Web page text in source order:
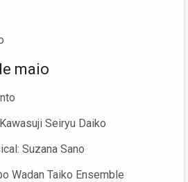
maio
Seiryu Daiko
Suzana Sano
Wadan Taiko Ensemble